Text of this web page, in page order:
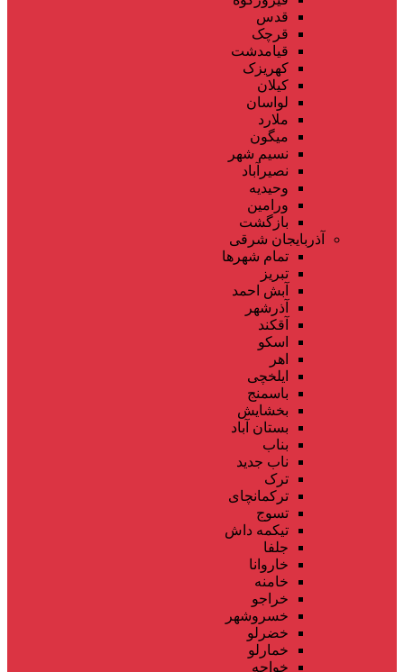
قدس
قرچک
قیامدشت
کهریزک
کیلان
لواسان
ملارد
میگون
نسیم شهر
نصیرآباد
وحیدیه
ورامین
بازگشت
آذربایجان شرقی
تمام شهر‌ها
تبریز
آبش احمد
آذرشهر
آقکند
اسکو
اهر
ایلخچی
باسمنج
بخشایش
بستان آباد
بناب
ناب جدید
ترک
ترکمانچای
تسوج
تیکمه داش
جلفا
خاروانا
خامنه
خراجو
خسروشهر
خضرلو
خمارلو
خواجه